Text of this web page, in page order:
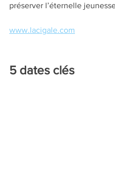
préserver l’éternelle
www.lacigale.com
5 dates clés